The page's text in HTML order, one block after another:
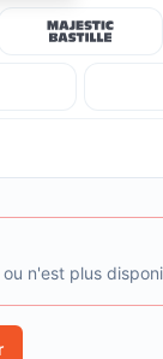
n'est plus